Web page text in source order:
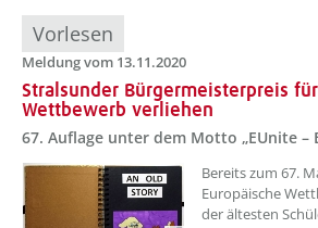
Vorlesen
Meldung vom 13.11.2020
Stralsunder Bürgermeisterpreis
Wettbewerb verliehen
67. Auflage unter dem Motto „EUnite –
Bereits zum 67.
Europäische
der ältesten